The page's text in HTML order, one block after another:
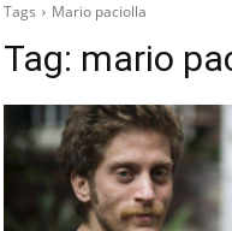
Tags Mario paciolla
Tag: mario